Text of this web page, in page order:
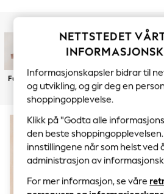
Trending: Clogs
THE SET
All Clothing
Sweatshirts & Hoodies
Knitwear
Cardigans
Dresses
Sets & Outfits
Tops
T-Shirts
Nightwear & Pyjamas
Trousers & Leggings
Bodysuits & Vests
Shirts & Blouses
Handle etter
Full kopp Balkong Stup
NETTSTEDET
Informasjonskapsler bidrar til
og utvikling, og gir deg en
shoppingopplevelse.
Klikk på "Godta alle
den beste
innstillingene når som helst ved
administrasjon av
For mer informasjon, se våre